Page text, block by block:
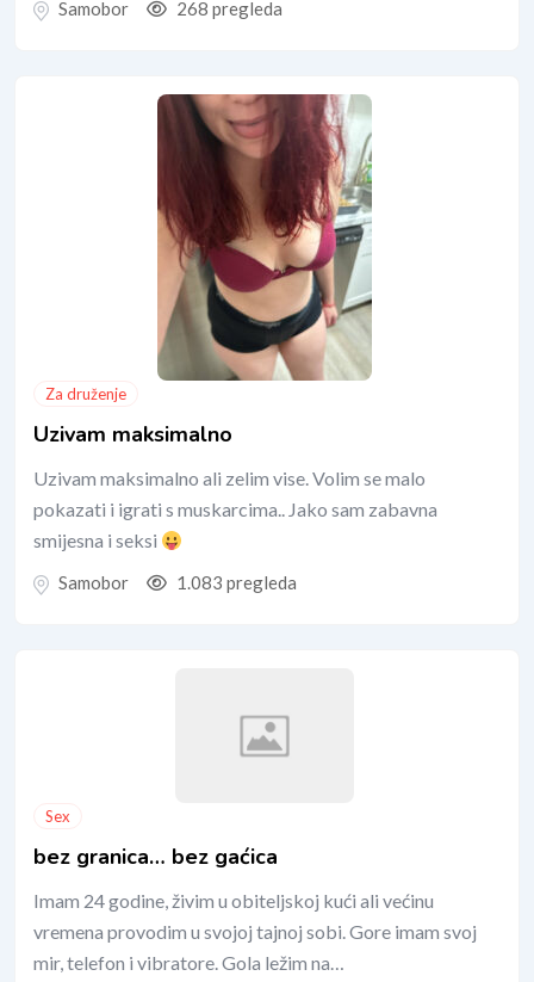
Samobor 268 pregleda
Za druženje
Uzivam maksimalno
Uzivam maksimalno ali zelim vise. Volim se malo
pokazati i igrati s muskarcima.. Jako sam zabavna
smijesna i seksi
Samobor 1.083 pregleda
Sex
bez granica… bez gaćica
Imam 24 godine, živim u obiteljskoj kući ali većinu
vremena provodim u svojoj tajnoj sobi. Gore imam svoj
mir, telefon i vibratore. Gola ležim na…